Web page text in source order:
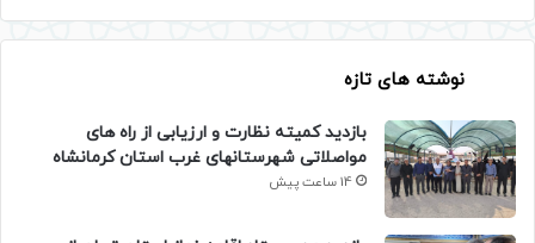
نوشته های تازه
بازدید کمیته نظارت و ارزیابی از راه های
مواصلاتی شهرستانهای غرب استان کرمانشاه
14 ساعت پیش